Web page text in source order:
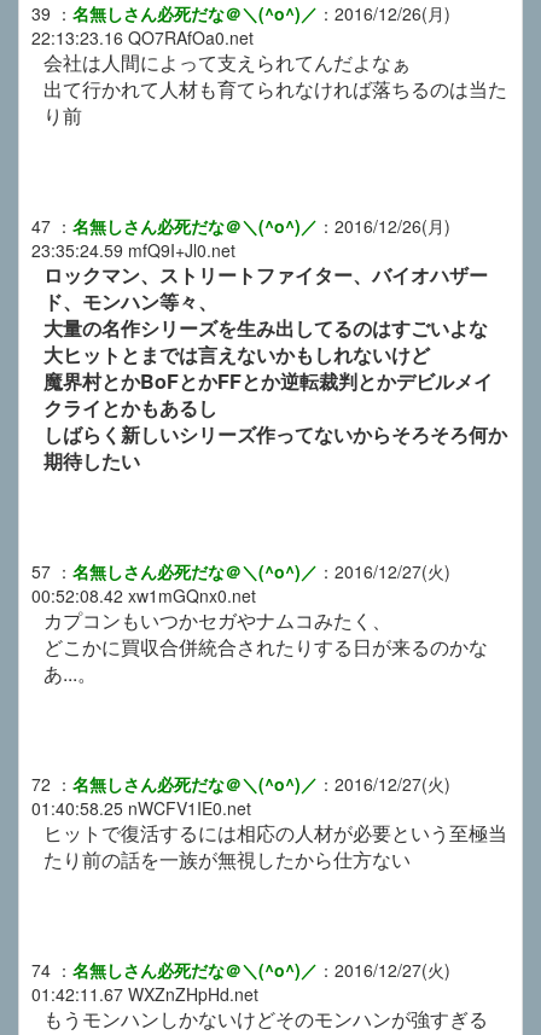
39 ： 名無しさん必死だな＠＼(^o^)／ ： 2016/12/26(月)
22:13:23.16 QO7RAfOa0.net
会社は人間によって支えられてんだよなぁ
出て行かれて人材も育てられなければ落ちるのは当た
り前
47 ： 名無しさん必死だな＠＼(^o^)／ ： 2016/12/26(月)
23:35:24.59 mfQ9I+Jl0.net
ロックマン、ストリートファイター、バイオハザー
ド、モンハン等々、
大量の名作シリーズを生み出してるのはすごいよな
大ヒットとまでは言えないかもしれないけど
魔界村とかBoFとかFFとか逆転裁判とかデビルメイ
クライとかもあるし
しばらく新しいシリーズ作ってないからそろそろ何か
期待したい
57 ： 名無しさん必死だな＠＼(^o^)／ ： 2016/12/27(火)
00:52:08.42 xw1mGQnx0.net
カプコンもいつかセガやナムコみたく、
どこかに買収合併統合されたりする日が来るのかな
あ...。
72 ： 名無しさん必死だな＠＼(^o^)／ ： 2016/12/27(火)
01:40:58.25 nWCFV1IE0.net
ヒットで復活するには相応の人材が必要という至極当
たり前の話を一族が無視したから仕方ない
74 ： 名無しさん必死だな＠＼(^o^)／ ： 2016/12/27(火)
01:42:11.67 WXZnZHpHd.net
もうモンハンしかないけどそのモンハンが強すぎる